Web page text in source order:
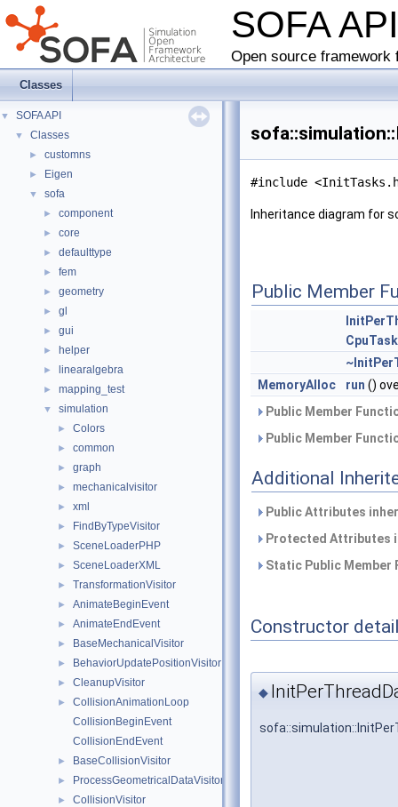
SOFA
Open source
Classes
▼ SOFA API
▼ Classes
► customns
► Eigen
▼ sofa
► component
► core
► defaulttype
► fem
► geometry
► gl
► gui
► helper
► linearalgebra
► mapping_test
▼ simulation
► Colors
► common
► graph
► mechanicalvisitor
► xml
► FindByTypeVisitor
► SceneLoaderPHP
► SceneLoaderXML
► TransformationVisitor
► AnimateBeginEvent
► AnimateEndEvent
► BaseMechanicalVisitor
► BehaviorUpdatePositionVisitor
► CleanupVisitor
►
CollisionAnimationLoop
CollisionBeginEvent
CollisionEndEvent
► BaseCollisionVisitor
► ProcessGeometricalDataVisitor
► CollisionVisitor
#include
Inheritance diagram for
Public Member
MemoryAlloc
run ()
Public Member
Public Member
Additional
Public Attributes
Protected Attributes
Static Public
Constructor
◆